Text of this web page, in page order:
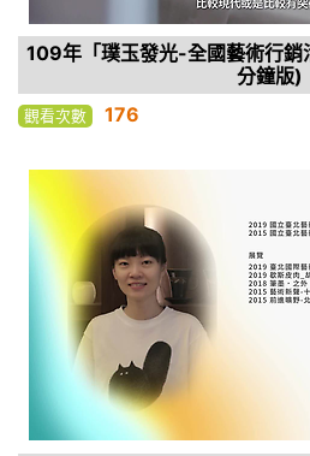
109年「璞玉發光-全國藝術行銷
分鐘版)
觀看次數 176